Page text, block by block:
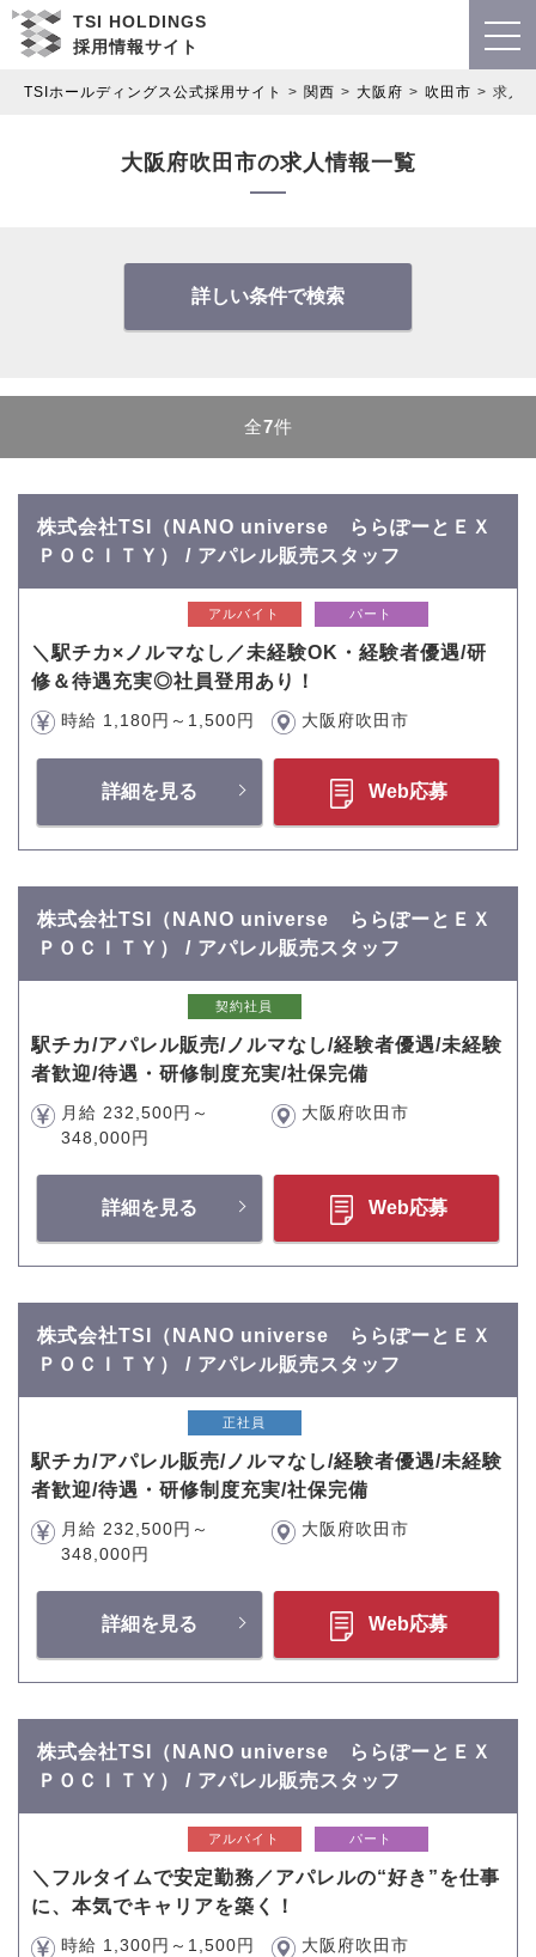
TSI HOLDINGS
採用情報サイト
TSIホールディングス公式採用サイト 関西 大阪府 吹田市 求人
大阪府吹田市の求人情報一覧
詳しい条件で検索
全7件
株式会社TSI（NANO universe ららぽーとＥＸ
ＰＯＣＩＴＹ） / アパレル販売スタッフ
アルバイト パート
＼駅チカ×ノルマなし／未経験OK・経験者優遇/研
修＆待遇充実◎社員登用あり！
時給 1,180円～1,500円 大阪府吹田市
詳細を見る Web応募
株式会社TSI（NANO universe ららぽーとＥＸ
ＰＯＣＩＴＹ） / アパレル販売スタッフ
契約社員
駅チカ/アパレル販売/ノルマなし/経験者優遇/未経験
者歓迎/待遇・研修制度充実/社保完備
月給 232,500円～
348,000円
大阪府吹田市
詳細を見る Web応募
株式会社TSI（NANO universe ららぽーとＥＸ
ＰＯＣＩＴＹ） / アパレル販売スタッフ
正社員
駅チカ/アパレル販売/ノルマなし/経験者優遇/未経験
者歓迎/待遇・研修制度充実/社保完備
月給 232,500円～
348,000円
大阪府吹田市
詳細を見る Web応募
株式会社TSI（NANO universe ららぽーとＥＸ
ＰＯＣＩＴＹ） / アパレル販売スタッフ
アルバイト パート
＼フルタイムで安定勤務／アパレルの“好き”を仕事
に、本気でキャリアを築く！
時給 1,300円～1,500円 大阪府吹田市